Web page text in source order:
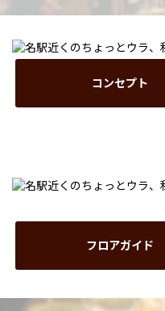
コンセプト
フロアガイド